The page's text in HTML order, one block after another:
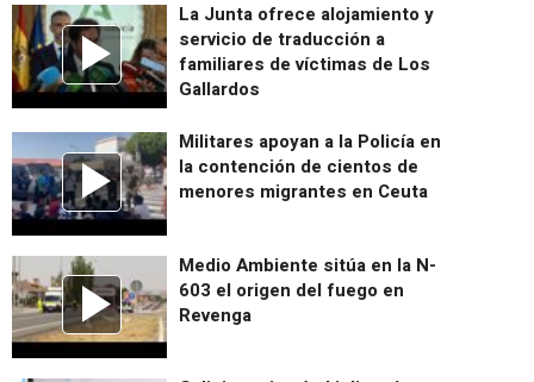
La Junta ofrece alojamiento y
servicio de traducción a
familiares de víctimas de Los
Gallardos
Militares apoyan a la Policía en
la contención de cientos de
menores migrantes en Ceuta
Medio Ambiente sitúa en la N-
603 el origen del fuego en
Revenga